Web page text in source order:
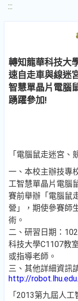
:::
轉知龍華科技大
速自走車與線迷
智慧單晶片電腦
踴躍參加!
「電腦鼠走迷宮、
一、本校主辦技專
工智慧單晶片電腦
賽前舉辦「電腦鼠
營」，期使參賽師
術。
二、研習日期：
科技大學C1107教
或指導老師。
三、其他詳細資訊
http://
「2013第九屆人